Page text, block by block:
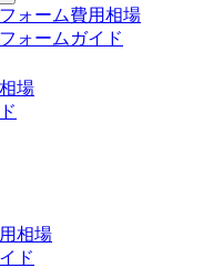
ォーム費用相場
ォームガイド
場
相場
ド